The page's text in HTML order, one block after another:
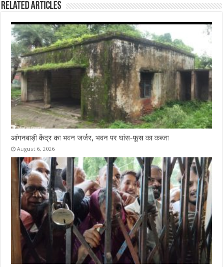
o
o
k
r
A
p
p
Related Articles
आंगनबाड़ी केंद्र का भवन जर्जर, भवन पर घांस-फूस का कब्जा
August 6, 2026